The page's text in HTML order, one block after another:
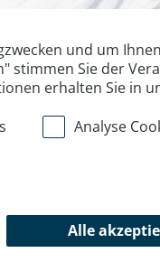
und um
stimmen Sie der
erhalten Sie in
Analyse
Alle